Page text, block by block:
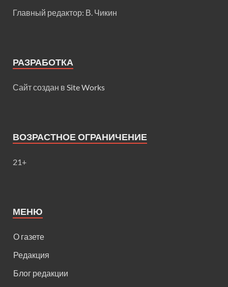
Главный редактор: В. Чикин
РАЗРАБОТКА
Сайт создан в Site Works
ВОЗРАСТНОЕ ОГРАНИЧЕНИЕ
21+
МЕНЮ
О газете
Редакция
Блог редакции